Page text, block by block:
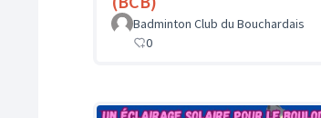
Badminton Club du Bouchardais
0